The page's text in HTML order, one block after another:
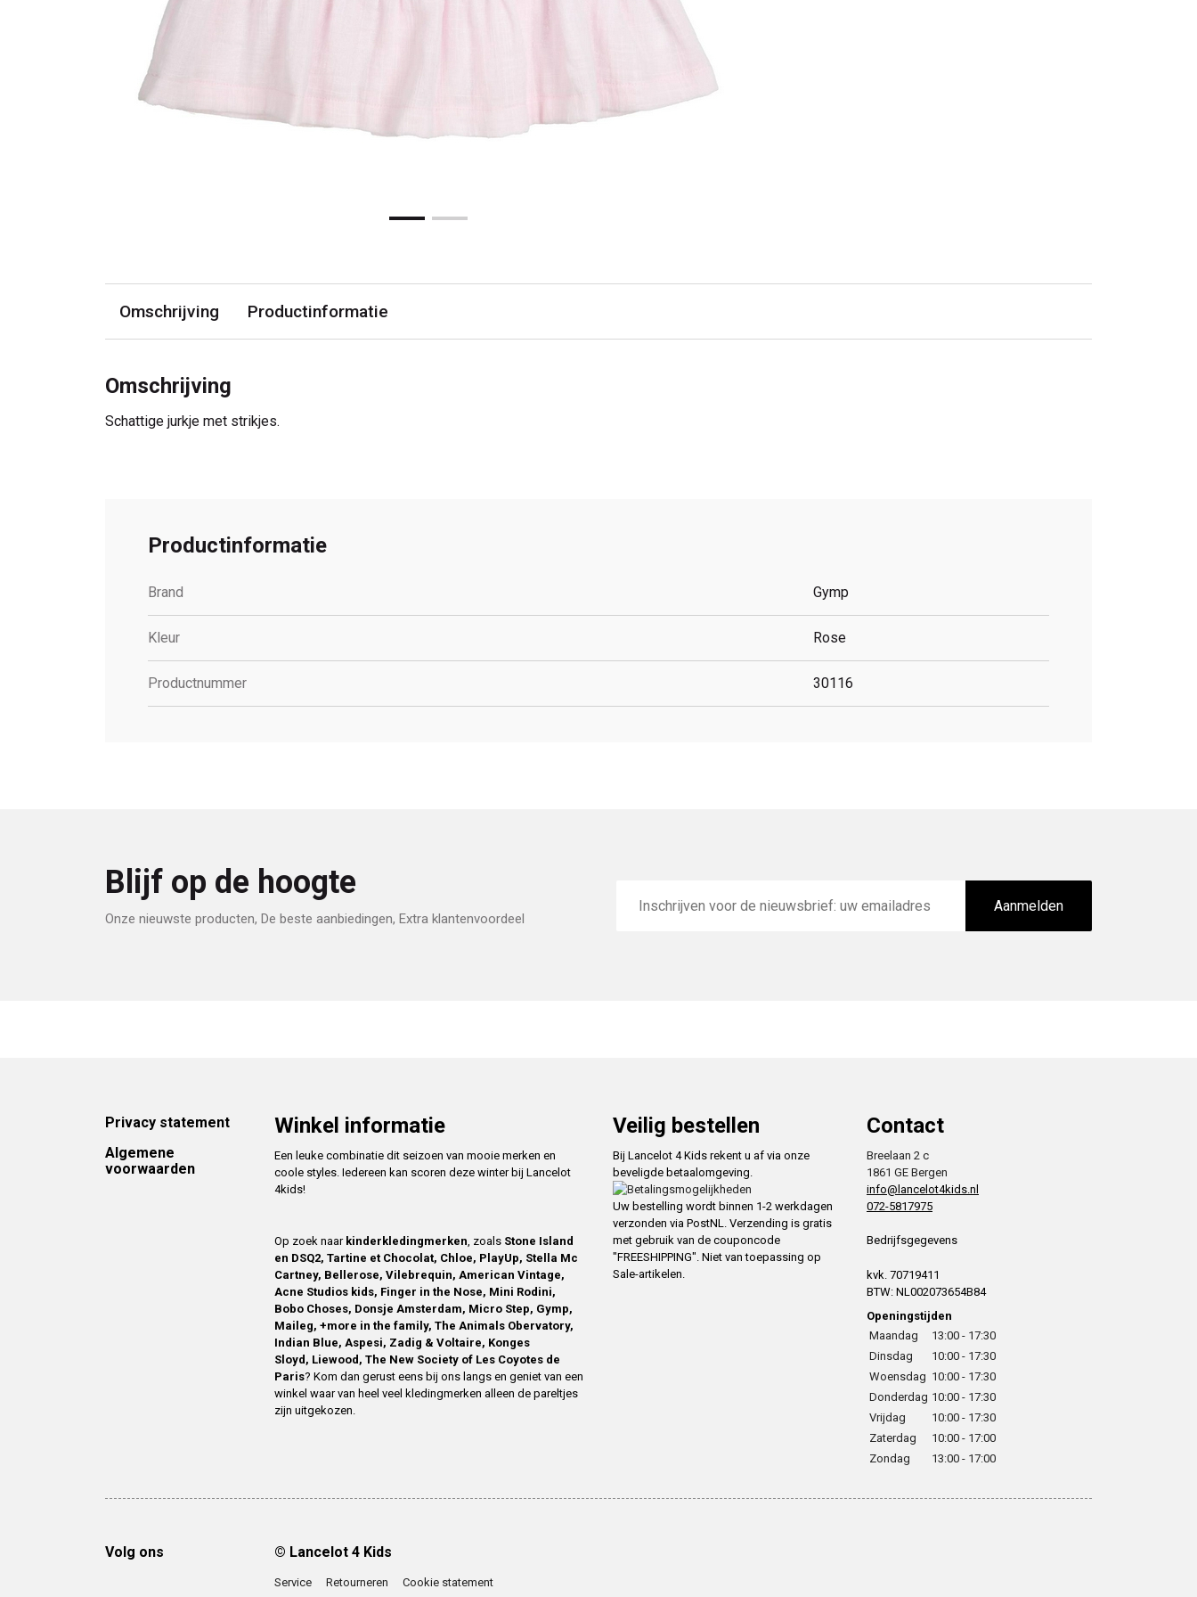
Omschrijving Productinformatie
Omschrijving
Schattige jurkje met strikjes.
Productinformatie
Brand Gymp
Kleur Rose
Productnummer 30116
Blijf op de hoogte
Onze nieuwste producten, De beste aanbiedingen, Extra klantenvoordeel
mailadres
Aanmelden
Footer
Privacy statement
Algemene
voorwaarden
Winkel informatie
Een leuke combinatie dit seizoen van mooie merken en
coole styles. Iedereen kan scoren deze winter bij Lancelot
4kids!
Op zoek naar kinderkledingmerken , zoals Stone Island
en DSQ2, Tartine et Chocolat, Chloe, PlayUp, Stella Mc
Cartney, Bellerose, Vilebrequin, American Vintage,
Acne Studios kids, Finger in the Nose, Mini Rodini,
Bobo Choses, Donsje Amsterdam, Micro Step, Gymp,
Maileg, +more in the family, The Animals Obervatory,
Indian Blue, Aspesi, Zadig & Voltaire, Konges
Sloyd, Liewood, The New Society of Les Coyotes de
Paris? Kom dan gerust eens bij ons langs en geniet van een
winkel waar van heel veel kledingmerken alleen de pareltjes
zijn uitgekozen.
Veilig bestellen
Bij Lancelot 4 Kids rekent u af via onze
beveligde betaalomgeving.
Uw bestelling wordt binnen 1-2 werkdagen
verzonden via PostNL. Verzending is gratis
met gebruik van de couponcode
"FREESHIPPING". Niet van toepassing op
Sale-artikelen.
Contact
Breelaan 2 c
1861 GE Bergen
info@lancelot4kids.nl
072-5817975
Bedrijfsgegevens
kvk. 70719411
BTW: NL002073654B84
Openingstijden
Maandag
13:00 - 17:30
Dinsdag
10:00 - 17:30
Woensdag 10:00 - 17:30
Donderdag 10:00 - 17:30
Vrijdag
10:00 - 17:30
Zaterdag
10:00 - 17:00
Zondag
13:00 - 17:00
Volg ons © Lancelot 4 Kids
Service Retourneren Cookie statement